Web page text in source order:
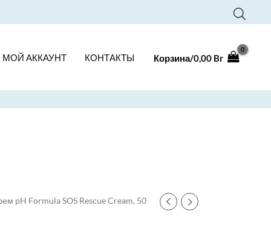
МОЙ АККАУНТ КОНТАКТЫ Корзина/0,00 Br
pH Formula SOS Rescue Cream, 50